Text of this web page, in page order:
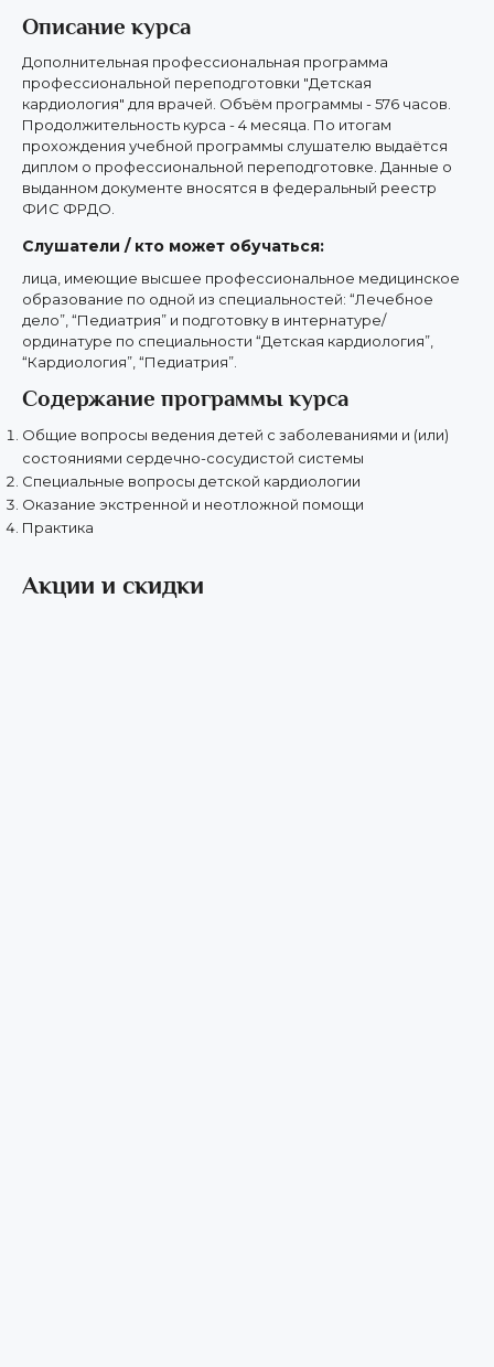
Описание курса
Дополнительная профессиональная программа
профессиональной переподготовки "Детская
кардиология" для врачей. Объём программы - 576 часов.
Продолжительность курса - 4 месяца. По итогам
прохождения учебной программы слушателю выдаётся
диплом о профессиональной переподготовке. Данные о
выданном документе вносятся в федеральный реестр
ФИС ФРДО.
Слушатели / кто может обучаться:
лица, имеющие высшее профессиональное медицинское
образование по одной из специальностей: “Лечебное
дело”, “Педиатрия” и подготовку в интернатуре/
ординатуре по специальности “Детская кардиология”,
“Кардиология”, “Педиатрия”.
Содержание программы курса
Общие вопросы ведения детей с заболеваниями и (или)
состояниями сердечно-сосудистой системы
Специальные вопросы детской кардиологии
Оказание экстренной и неотложной помощи
Практика
Акции и скидки